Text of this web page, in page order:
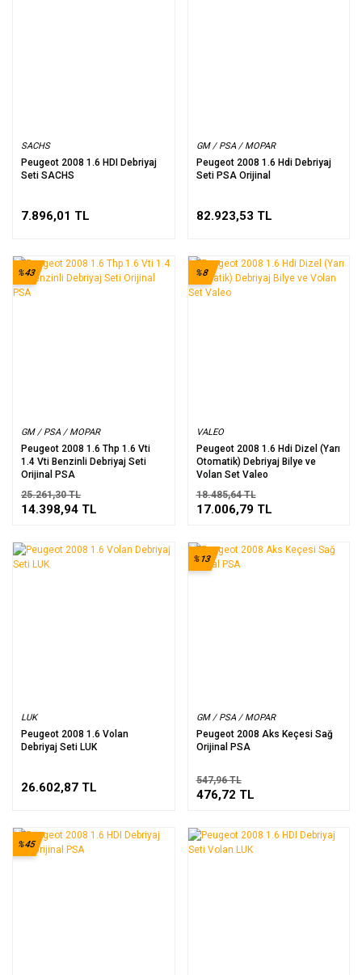
SACHS
Peugeot 2008 1.6 HDI Debriyaj
Seti SACHS
7.896,01 TL
GM / PSA / MOPAR
Peugeot 2008 1.6 Hdi Debriyaj
Seti PSA Orijinal
82.923,53 TL
GM / PSA / MOPAR
Peugeot 2008 1.6 Thp 1.6 Vti
1.4 Vti Benzinli Debriyaj Seti
Orijinal PSA
%43
25.261,30 TL
14.398,94 TL
VALEO
Peugeot 2008 1.6 Hdi Dizel (Yarı
Otomatik) Debriyaj Bilye ve
Volan Set Valeo
%8
18.485,64 TL
17.006,79 TL
LUK
Peugeot 2008 1.6 Volan
Debriyaj Seti LUK
26.602,87 TL
GM / PSA / MOPAR
Peugeot 2008 Aks Keçesi Sağ
Orijinal PSA
%13
547,96 TL
476,72 TL
%45